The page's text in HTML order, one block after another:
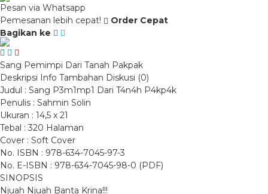
Pesan via Whatsapp
Pemesanan lebih cepat!
Order Cepat
Bagikan ke
Sang Pemimpi Dari Tanah Pakpak
Deskripsi Info Tambahan Diskusi (0)
Judul : Sang P3m1mp1 Dari T4n4h P4kp4k
Penulis : Sahmin Solin
Ukuran : 14,5 x 21
Tebal : 320 Halaman
Cover : Soft Cover
No. ISBN : 978-634-7045-97-3
No. E-ISBN : 978-634-7045-98-0 (PDF)
SINOPSIS
Njuah Njuah Banta Krina!!!